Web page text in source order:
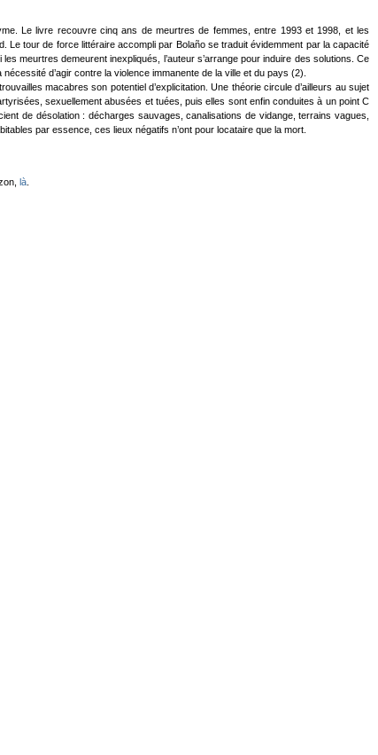
Le livre recouvre cinq ans de meurtres de femmes, entre 1993 et 1998, et les
tour de force littéraire accompli par Bolaño se traduit évidemment par la capacité
meurtres demeurent inexpliqués, l’auteur s’arrange pour induire des solutions. Ce
d’agir contre la violence immanente de la ville et du pays (2).
macabres son potentiel d’explicitation. Une théorie circule d’ailleurs au sujet
sexuellement abusées et tuées, puis elles sont enfin conduites à un point C
de désolation : décharges sauvages, canalisations de vidange, terrains vagues,
par essence, ces lieux négatifs n’ont pour locataire que la mort.
là